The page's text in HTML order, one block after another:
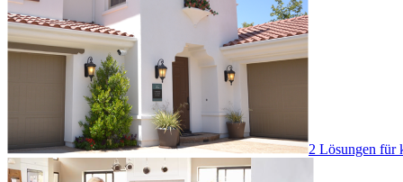
2 Lösungen für